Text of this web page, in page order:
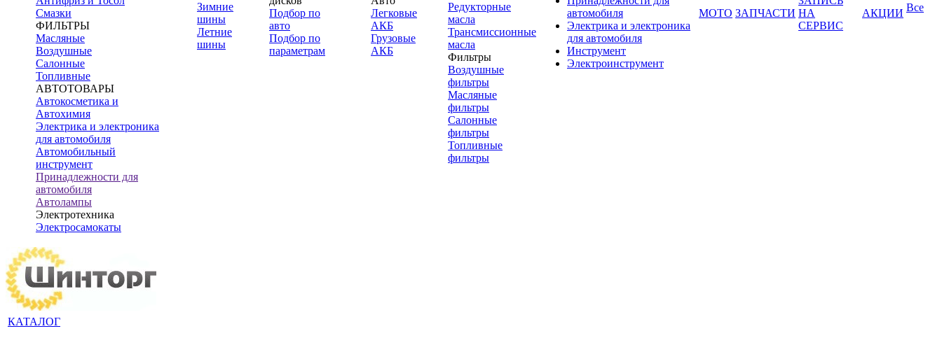
Смазки
ФИЛЬТРЫ
Масляные
Воздушные
Салонные
Топливные
АВТОТОВАРЫ
Автокосметика и
Автохимия
Электрика и электроника
для автомобиля
Автомобильный
инструмент
Принадлежности для
автомобиля
Автолампы
Электротехника
Электросамокаты
Зимние
шины
Летние
шины
Подбор по
авто
Подбор по
параметрам
Легковые
АКБ
Грузовые
АКБ
Редукторные
масла
Трансмиссионные
масла
Фильтры
Воздушные
фильтры
Масляные
фильтры
Салонные
фильтры
Топливные
фильтры
автомобиля
Электрика и электроника
для автомобиля
Инструмент
Электроинструмент
МОТО ЗАПЧАСТИ НА
СЕРВИС
АКЦИИ Все
КАТАЛОГ